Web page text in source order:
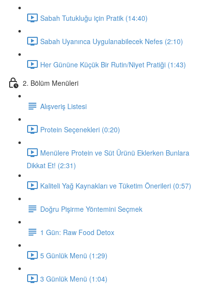
Sabah Tutukluğu için Pratik (14:40)
Sabah Uyanınca Uygulanabilecek Nefes (2:10)
Her Gününe Küçük Bir Rutin/Niyet Pratiği (1:43)
2. Bölüm Menüleri
Alışveriş Listesi
Protein Seçenekleri (0:20)
Menülere Protein ve Süt Ürünü Eklerken Bunlara
Dikkat Et! (2:31)
Kaliteli Yağ Kaynakları ve Tüketim Önerileri (0:57)
Doğru Pişirme Yöntemini Seçmek
1 Gün: Raw Food Detox
5 Günlük Menü (1:29)
3 Günlük Menü (1:04)